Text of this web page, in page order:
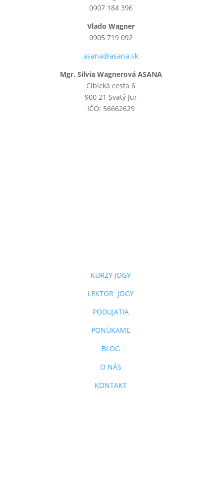
0907 184 396
Vlado Wagner
0905 719 092
asana@asana.sk
Mgr. Silvia Wagnerová ASANA
Cibická cesta 6
900 21 Svätý Jur
IČO: 56662629
KURZY JOGY
LEKTOR JOGY
PODUJATIA
PONÚKAME
BLOG
O NÁS
KONTAKT